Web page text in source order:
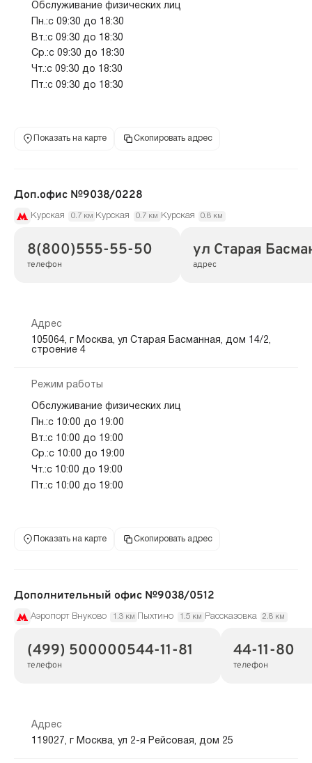
Обслуживание физических лиц
Пн.:с 09:30 до 18:30
Вт.:с 09:30 до 18:30
Ср.:с 09:30 до 18:30
Чт.:с 09:30 до 18:30
Пт.:с 09:30 до 18:30
Показать на карте Скопировать адрес
Доп.офис №9038/0228
Курская 0.7 км Курская 0.7 км Курская 0.8 км
8(800)555-55-50
телефон
ул Старая
адрес
Адрес
105064, г Москва, ул Старая Басманная, дом 14/2,
строение 4
Режим работы
Обслуживание физических лиц
Пн.:с 10:00 до 19:00
Вт.:с 10:00 до 19:00
Ср.:с 10:00 до 19:00
Чт.:с 10:00 до 19:00
Пт.:с 10:00 до 19:00
Показать на карте Скопировать адрес
Дополнительный офис №9038/0512
Аэропорт Внуково 1.3 км Пыхтино 1.5 км Рассказовка 2.8 км
(499) 500000544-11-81
телефон
44-11-80
телефон
Адрес
119027, г Москва, ул 2-я Рейсовая, дом 25